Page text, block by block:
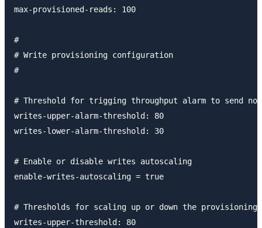
max-provisioned-reads: 100
#
# Write provisioning configuration
#
# Threshold for trigging throughput alarm to send
writes-upper-alarm-threshold: 80
writes-lower-alarm-threshold: 30
# Enable or disable writes autoscaling
enable-writes-autoscaling = true
# Thresholds for scaling up or down the provisioning
writes-upper-threshold: 80